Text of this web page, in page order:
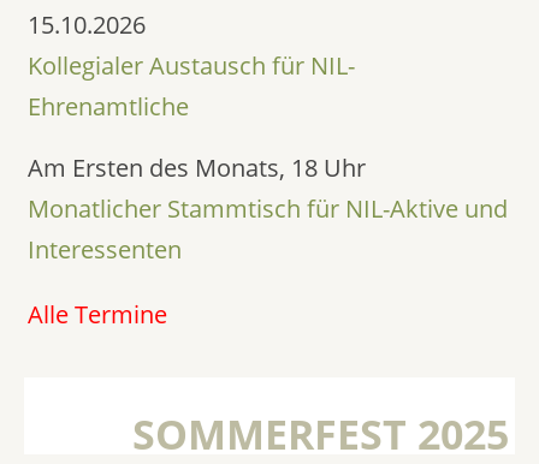
15.10.2026
Kollegialer Austausch für NIL-
Ehrenamtliche
Am Ersten des Monats, 18 Uhr
Monatlicher Stammtisch für NIL-Aktive und
Interessenten
Alle Termine
SOMMERFEST 2025